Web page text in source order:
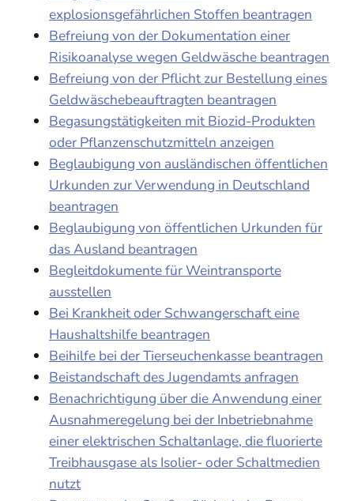
explosionsgefährlichen Stoffen beantragen
Befreiung von der Dokumentation einer
Risikoanalyse wegen Geldwäsche beantragen
Befreiung von der Pflicht zur Bestellung eines
Geldwäschebeauftragten beantragen
Begasungstätigkeiten mit Biozid-Produkten
oder Pflanzenschutzmitteln anzeigen
Beglaubigung von ausländischen öffentlichen
Urkunden zur Verwendung in Deutschland
beantragen
Beglaubigung von öffentlichen Urkunden für
das Ausland beantragen
Begleitdokumente für Weintransporte
ausstellen
Bei Krankheit oder Schwangerschaft eine
Haushaltshilfe beantragen
Beihilfe bei der Tierseuchenkasse beantragen
Beistandschaft des Jugendamts anfragen
Benachrichtigung über die Anwendung einer
Ausnahmeregelung bei der Inbetriebnahme
einer elektrischen Schaltanlage, die fluorierte
Treibhausgase als Isolier- oder Schaltmedien
nutzt